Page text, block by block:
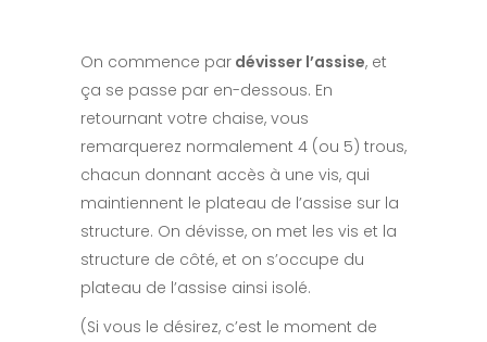
On commence par dévisser l’assise, et
ça se passe par en-dessous. En
retournant votre chaise, vous
remarquerez normalement 4 (ou 5) trous,
chacun donnant accès à une vis, qui
maintiennent le plateau de l’assise sur la
structure. On dévisse, on met les vis et la
structure de côté, et on s’occupe du
plateau de l’assise ainsi isolé.
(Si vous le désirez, c’est le moment de